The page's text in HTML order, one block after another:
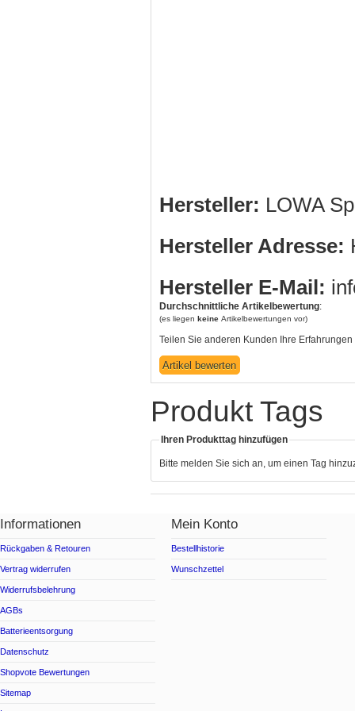
Hersteller: LOWA
Hersteller Adresse:
Hersteller E-Mail:
Durchschnittliche Artikelbewertung:
(es liegen keine Artikelbewertungen vor)
Teilen Sie anderen Kunden Ihre Erfahrungen
Produkt Tags
Ihren Produkttag hinzufügen
Bitte melden Sie sich an, um einen Tag
Informationen
Rückgaben & Retouren
Vertrag widerrufen
Widerrufsbelehrung
AGBs
Batterieentsorgung
Datenschutz
Shopvote Bewertungen
Sitemap
Mein Konto
Bestellhistorie
Wunschzettel